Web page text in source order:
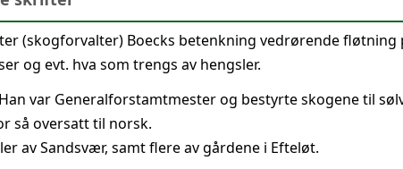
(skogforvalter) Boecks betenkning vedrørende fløtning
og evt. hva som trengs av hengsler.
var Generalforstamtmester og bestyrte skogene til
så oversatt til norsk.
av Sandsvær, samt flere av gårdene i Efteløt.